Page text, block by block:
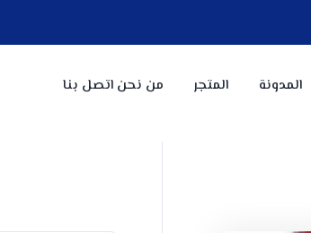
المدونة المتجر من نحن اتصل بنا